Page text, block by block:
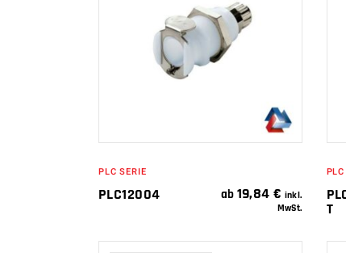
WEITERLESEN
PLC SERIE
PLC12004 ab 19,84 € inkl.
MwSt.
T